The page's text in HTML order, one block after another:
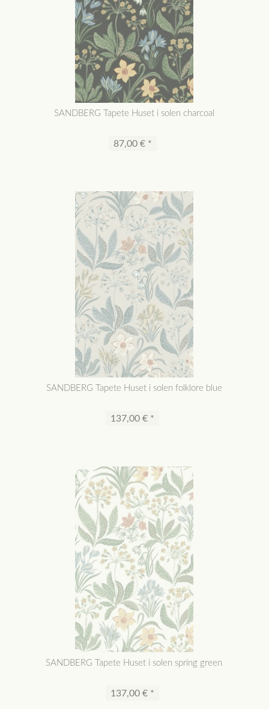
SANDBERG Tapete Huset i solen charcoal
87,00 € *
SANDBERG Tapete Huset i solen folklore blue
137,00 € *
SANDBERG Tapete Huset i solen spring green
137,00 € *